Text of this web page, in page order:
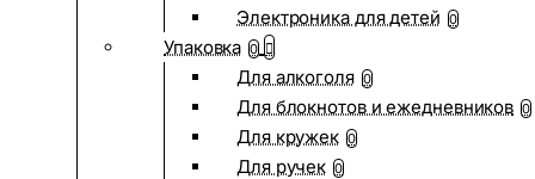
Электроника для детей 0
Упаковка 0
Для алкоголя 0
Для блокнотов и ежедневников 0
Для кружек 0
Для ручек 0